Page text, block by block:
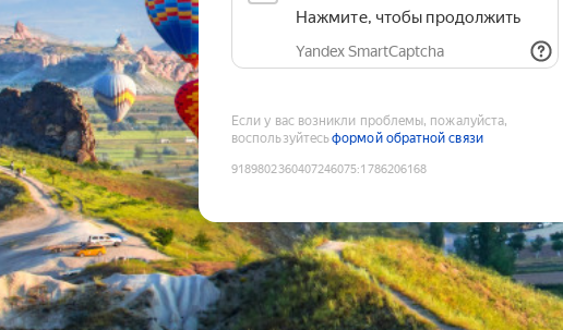
Нажмите, чтобы продолжить
Yandex SmartCaptcha
Если у вас возникли проблемы, пожалуйста,
воспользуйтесьформой обратной связи
9189802360407246075:1786206168